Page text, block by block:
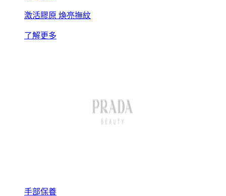
激活膠原 煥亮撫紋
了解更多
手部保養